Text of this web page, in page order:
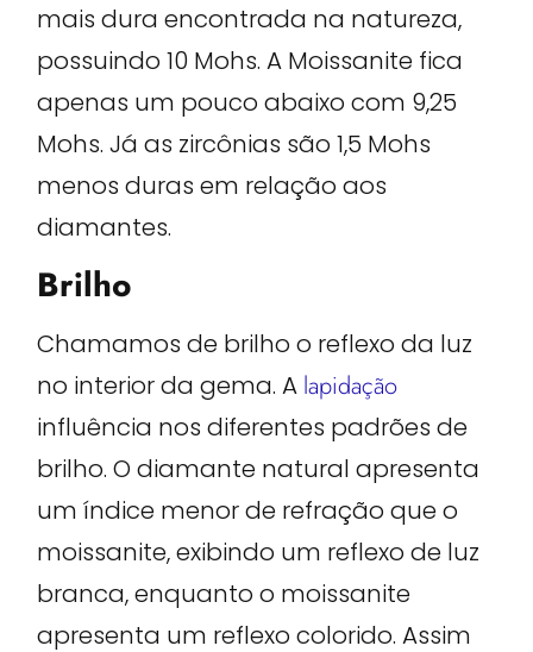
mais dura encontrada na natureza,
possuindo 10 Mohs. A Moissanite fica
apenas um pouco abaixo com 9,25
Mohs. Já as zircônias são 1,5 Mohs
menos duras em relação aos
diamantes.
Brilho
Chamamos de brilho o reflexo da luz
no interior da gema. A lapidação
influência nos diferentes padrões de
brilho. O diamante natural apresenta
um índice menor de refração que o
moissanite, exibindo um reflexo de luz
branca, enquanto o moissanite
apresenta um reflexo colorido. Assim